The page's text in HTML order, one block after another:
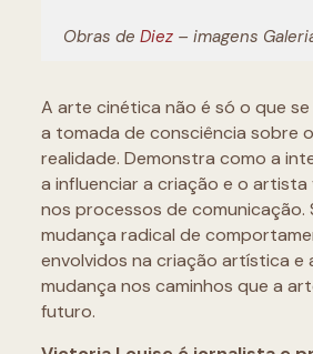
Obras de Diez– imagens
A arte cinética não é só o que se
a tomada de consciência sobre
realidade. Demonstra como a
a influenciar a criação e o artista
nos processos de comunicação.
mudança radical de
envolvidos na criação artística e
mudança nos caminhos que a
futuro.